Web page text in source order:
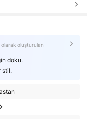
olarak oluşturulan
doku.
stil.